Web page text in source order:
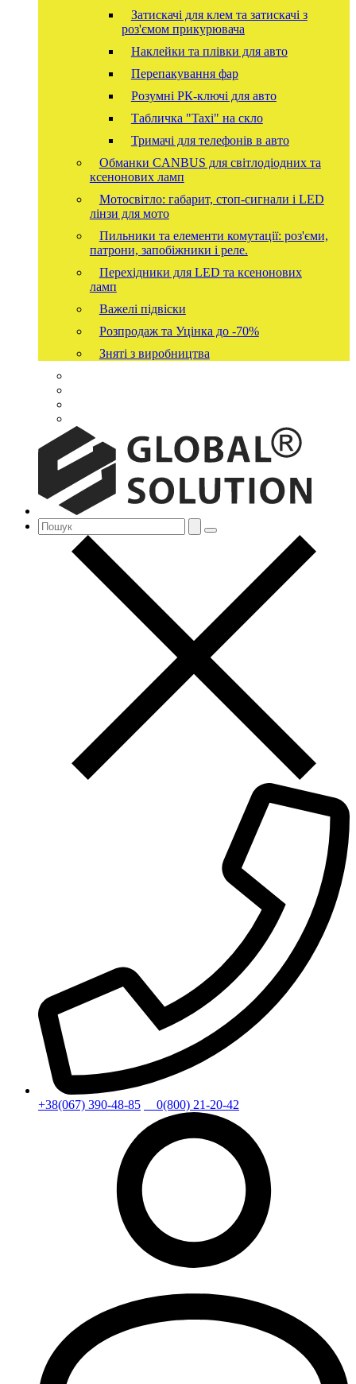
Затискачі для клем та затискачі з
роз'ємом прикурювача
Наклейки та плівки для авто
Перепакування фар
Розумні РК-ключі для авто
Табличка "Taxi" на скло
Тримачі для телефонів в авто
Обманки CANBUS для світлодіодних та
ксенонових ламп
Мотосвітло: габарит, стоп-сигнали і LED
лінзи для мото
Пильники та елементи комутації: роз'єми,
патрони, запобіжники і реле.
Перехідники для LED та ксенонових
ламп
Важелі підвіски
Розпродаж та Уцінка до -70%
Зняті з виробництва
+38(067) 390-48-85 0(800) 21-20-42